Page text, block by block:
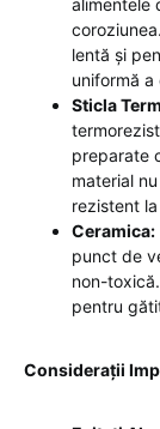
alimentele
lentă și
uniformă a
Sticla
preparate
material
rezistent
Ceramica:
punct de
non-
pentru
Considerații